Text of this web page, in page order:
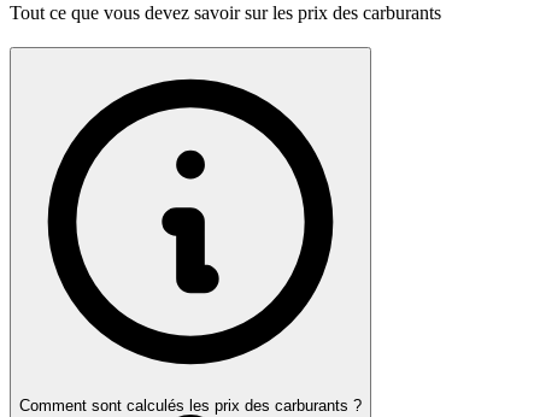
Tout ce que vous devez savoir sur les prix des carburants
Comment sont calculés les prix des carburants ?